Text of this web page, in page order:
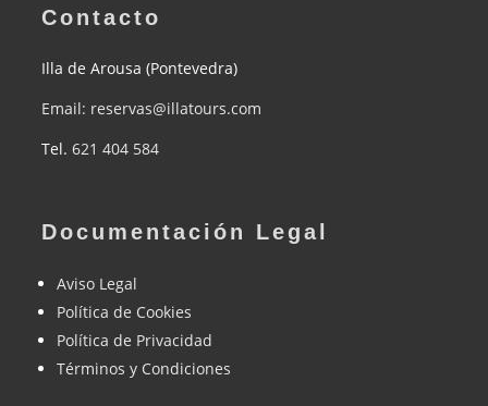
Contacto
Illa de Arousa (Pontevedra)
Email: reservas@illatours.com
Tel. 621 404 584
Documentación Legal
Aviso Legal
Política de Cookies
Política de Privacidad
Términos y Condiciones